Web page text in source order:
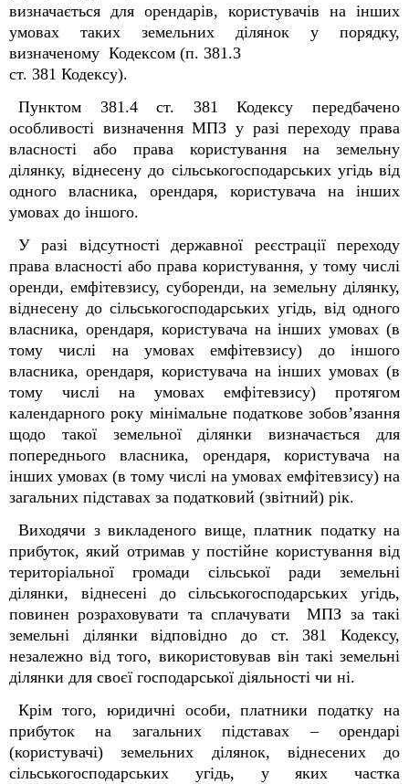
визначається для орендарів, користувачів на інших
умовах таких земельних ділянок у порядку,
визначеному Кодексом (п. 381.3
ст. 381 Кодексу).
Пунктом 381.4 ст. 381 Кодексу передбачено
особливості визначення МПЗ у разі переходу права
власності або права користування на земельну
ділянку, віднесену до сільськогосподарських угідь від
одного власника, орендаря, користувача на інших
умовах до іншого.
У разі відсутності державної реєстрації переходу
права власності або права користування, у тому числі
оренди, емфітевзису, суборенди, на земельну ділянку,
віднесену до сільськогосподарських угідь, від одного
власника, орендаря, користувача на інших умовах (в
тому числі на умовах емфітевзису) до іншого
власника, орендаря, користувача на інших умовах (в
тому числі на умовах емфітевзису) протягом
календарного року мінімальне податкове зобов’язання
щодо такої земельної ділянки визначається для
попереднього власника, орендаря, користувача на
інших умовах (в тому числі на умовах емфітевзису) на
загальних підставах за податковий (звітний) рік.
Виходячи з викладеного вище, платник податку на
прибуток, який отримав у постійне користування від
територіальної громади сільської ради земельні
ділянки, віднесені до сільськогосподарських угідь,
повинен розраховувати та сплачувати МПЗ за такі
земельні ділянки відповідно до ст. 381 Кодексу,
незалежно від того, використовував він такі земельні
ділянки для своєї господарської діяльності чи ні.
Крім того, юридичні особи, платники податку на
прибуток на загальних підставах – орендарі
(користувачі) земельних ділянок, віднесених до
сільськогосподарських угідь, у яких частка